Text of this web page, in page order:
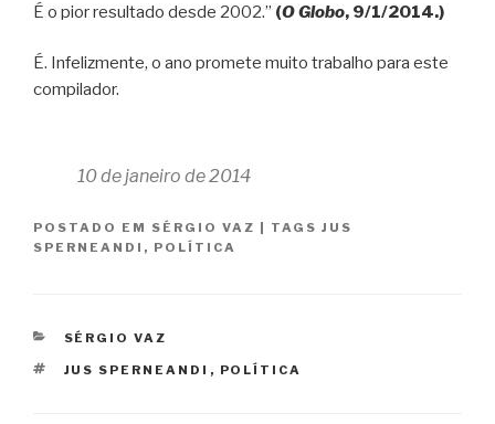
É o pior resultado desde 2002.” (O Globo, 9/1/2014.)
É. Infelizmente, o ano promete muito trabalho para este
compilador.
10 de janeiro de 2014
POSTADO EM SÉRGIO VAZ | TAGS JUS
SPERNEANDI , POLÍTICA
CATEGORIAS
SÉRGIO VAZ
TAGS
JUS SPERNEANDI , POLÍTICA